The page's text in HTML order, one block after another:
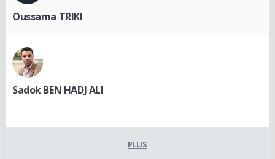
Oussama TRIKI
Sadok BEN HADJ ALI
PLUS